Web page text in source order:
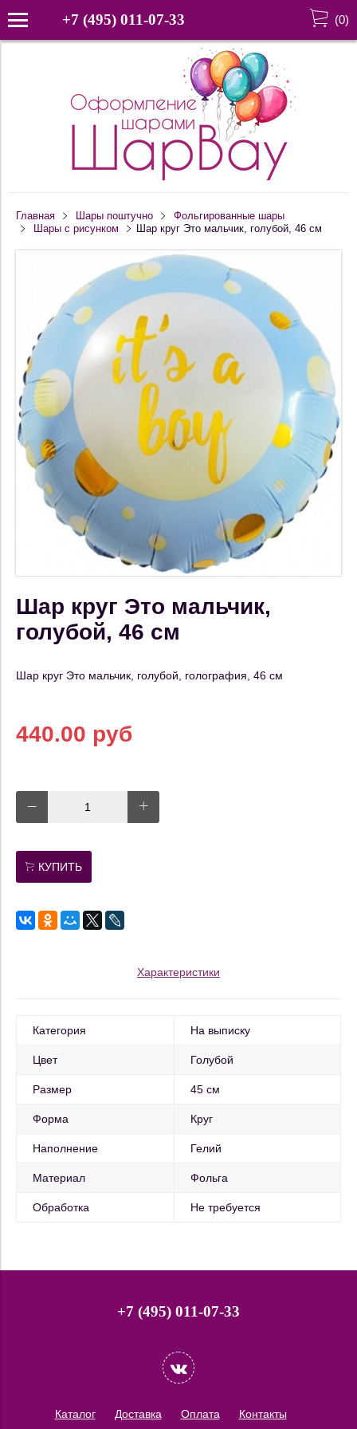
+7 (495) 011-07-33 (0)
Главная Шары поштучно
Фольгированные шары
Шары с рисунком
Шар круг Это мальчик, голубой, 46 см
Шар круг Это мальчик,
голубой, 46 см
Шар круг Это мальчик, голубой, голография, 46 см
440.00 руб
КУПИТЬ
Характеристики
Категория На выписку
Цвет Голубой
Размер 45 см
Форма Круг
Наполнение Гелий
Материал Фольга
Обработка Не требуется
+7 (495) 011-07-33
Каталог Доставка Оплата
Контакты